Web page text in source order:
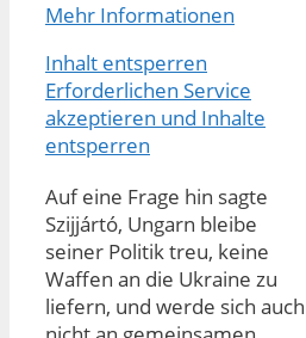
Mehr Informationen
Inhalt entsperren
Erforderlichen Service
akzeptieren und Inhalte
entsperren
Auf eine Frage hin sagte
Szijjártó, Ungarn bleibe
seiner Politik treu, keine
Waffen an die Ukraine zu
liefern, und werde sich auch